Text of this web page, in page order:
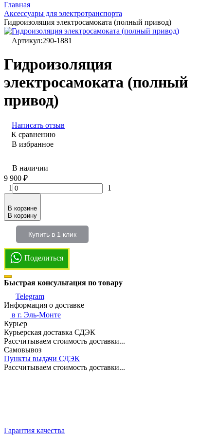
Главная
Аксессуары для электротранспорта
Гидроизоляция электросамоката (полный привод)
Артикул:290-1881
Гидроизоляция
электросамоката (полный
привод)
Написать отзыв
К сравнению
В избранное
В наличии
9 900 ₽
1
1
В корзине
В корзину
Купить в 1 клик
Поделиться
Быстрая консультация по товару
Telegram
Информация о доставке
в г. Эль-Монте
Курьер
Курьерская доставка СДЭК
Рассчитываем стоимость доставки...
Самовывоз
Пункты выдачи СДЭК
Рассчитываем стоимость доставки...
Гарантия качества